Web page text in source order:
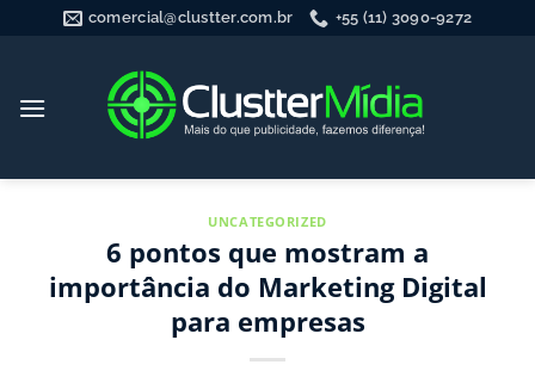
comercial@clustter.com.br +55 (11) 3090-9272
UNCATEGORIZED
6 pontos que mostram a
importância do Marketing Digital
para empresas